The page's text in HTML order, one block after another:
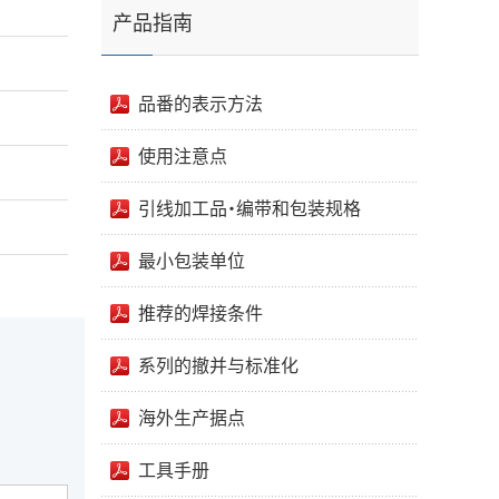
产品指南
品番的表示方法
使用注意点
引线加工品・编带和包装规格
最小包装单位
推荐的焊接条件
系列的撤并与标准化
海外生产据点
工具手册